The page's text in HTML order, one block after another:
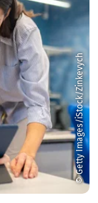
© Getty Images/iStock/Zinkevych